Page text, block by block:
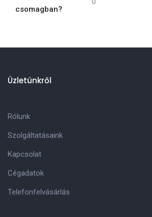
csomagban?
Üzletünkről
Rólunk
Szolgáltatásaink
Kapcsolat
Cégadatok
Telefonfelvásárlás